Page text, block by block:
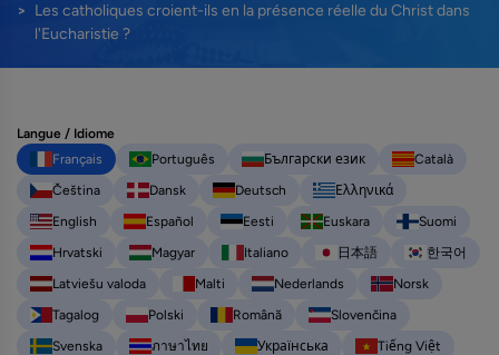
Les catholiques croient-ils en la présence réelle du Christ dans
l'Eucharistie ?
Langue / Idiome
Français
Português Български език
Català
Čeština
Dansk Deutsch
Ελληνικά
English
Español Eesti Euskara
Suomi
Hrvatski
Magyar Italiano 日本語
한국어
Latviešu valoda
Malti Nederlands
Norsk
Tagalog
Polski Română
Slovenčina
Svenska
ภาษาไทย Українська Tiếng Việt